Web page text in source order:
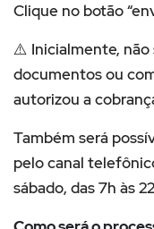
Clique no botão
⚠️ Inicialmente, não
documentos ou
autorizou a
Também será
pelo canal
sábado, das 7h às